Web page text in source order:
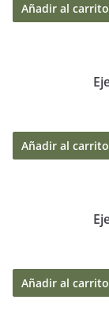
Añadir al carrito
Añadir al carrito
Añadir al carrito